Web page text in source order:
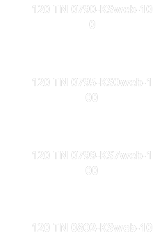
120 TN 0790-KSweb-10
0
120 TN 0795-KS0web-1
00
120 TN 0799-KS7web-1
00
120 TN 0802-KSweb-10